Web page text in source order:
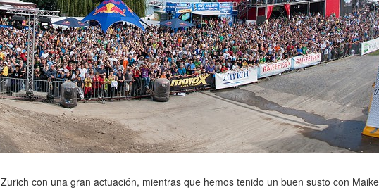
con una gran actuación, mientras que hemos tenido un buen susto con